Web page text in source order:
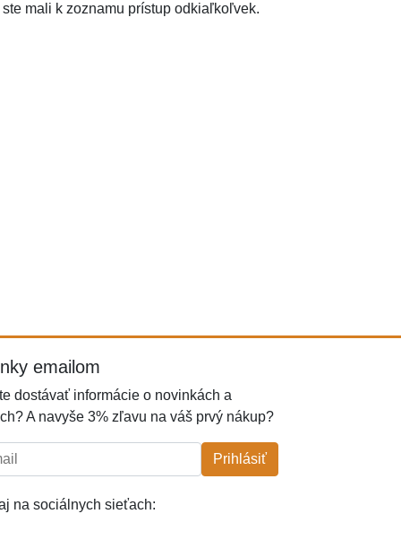
mali k zoznamu prístup odkiaľkoľvek.
emailom
dostávať informácie o novinkách a
A navyše 3% zľavu na váš prvý nákup?
Prihlásiť
na sociálnych sieťach: